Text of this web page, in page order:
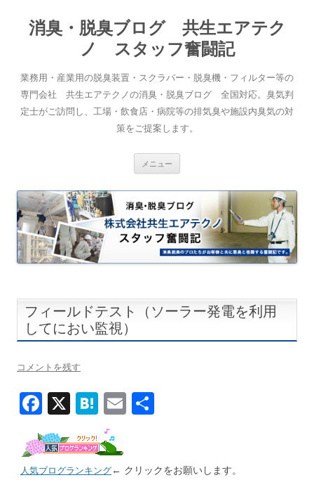
消臭・脱臭ブログ 共生エアテク
ノ スタッフ奮闘記
業務用・産業用の脱臭装置・スクラバー・脱臭機・フィルター等の
専門会社 共生エアテクノの消臭・脱臭ブログ 全国対応。臭気判
定士がご訪問し、工場・飲食店・病院等の排気臭や施設内臭気の対
策をご提案します。
メニュー
フィールドテスト（ソーラー発電を利用
してにおい監視）
コメントを残す
F
ac
e
b
X H
at
e
n
E
l
人気ブログランキング← クリックをお願いします。